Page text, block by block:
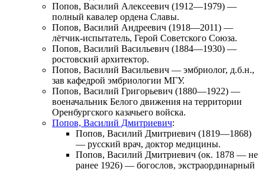
Попов, Василий Алексеевич (1912—1979) —
полный кавалер ордена Славы.
Попов, Василий Андреевич (1918—2011) —
лётчик-испытатель, Герой Советского Союза.
Попов, Василий Васильевич (1884—1930) —
ростовский архитектор.
Попов, Василий Васильевич — эмбриолог, д.б.н.,
зав кафедрой эмбриологии МГУ.
Попов, Василий Григорьевич (1880—1922) —
военачальник Белого движения на территории
Оренбургского казачьего войска.
Попов, Василий Дмитриевич:
Попов, Василий Дмитриевич (1819—1868)
— русский врач, доктор медицины.
Попов, Василий Дмитриевич (ок. 1878 — не
ранее 1926) — богослов, экстраординарный